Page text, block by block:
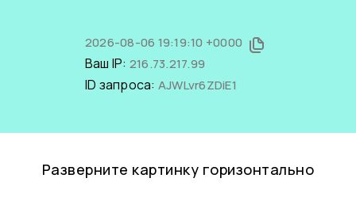
2026-08-06 19:19:10 +0000
Ваш IP: 216.73.217.99
ID запроса: AJWLvr6ZDiE1
Разверните картинку горизонтально